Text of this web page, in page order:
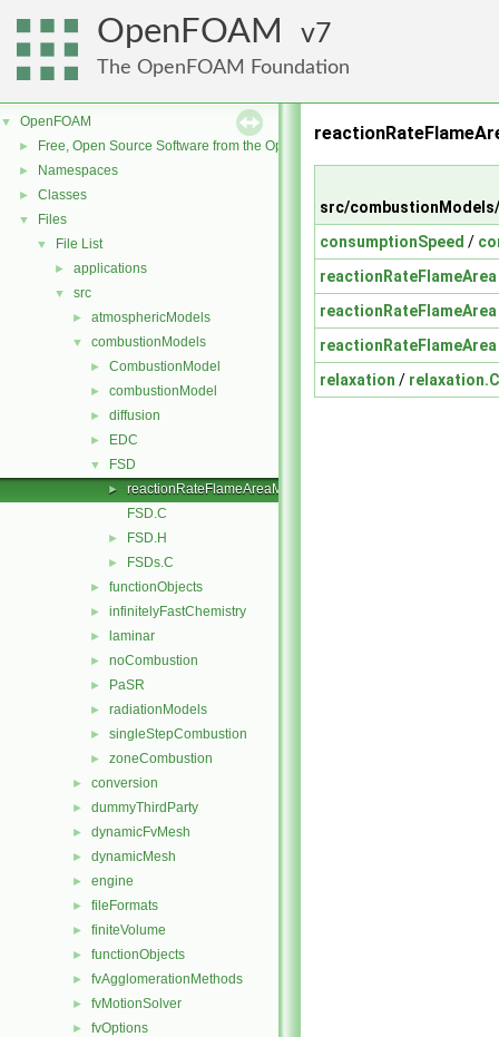
OpenFOAM 7
The OpenFOAM Foundation
▼ OpenFOAM
► Free, Open Source Software from the OpenFOAM Foundation
► Namespaces
► Classes
▼ Files
▼ File List
► applications
▼ src
► atmosphericModels
▼ combustionModels
► CombustionModel
► combustionModel
► diffusion
► EDC
▼ FSD
►
reactionRateFlameAreaModels
FSD.C
► FSD.H
► FSDs.C
► functionObjects
► infinitelyFastChemistry
► laminar
► noCombustion
► PaSR
► radiationModels
► singleStepCombustion
► zoneCombustion
► conversion
► dummyThirdParty
► dynamicFvMesh
► dynamicMesh
► engine
► fileFormats
► finiteVolume
► functionObjects
► fvAgglomerationMethods
► fvMotionSolver
► fvOptions
src/
consumptionSpeed /
reactionRateFlameArea
reactionRateFlameArea
reactionRateFlameArea
relaxation / relaxation.C